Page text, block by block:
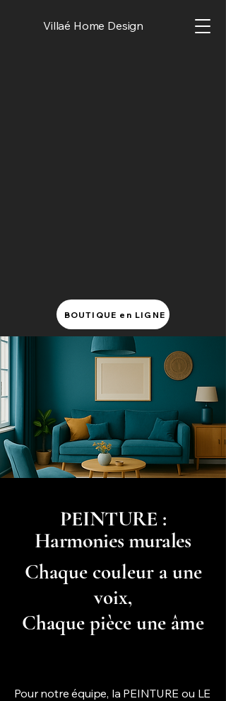
Villaé Home Design
BOUTIQUE en LIGNE
PEINTURE :
Harmonies murales
Chaque couleur a une
voix,
Chaque pièce une âme
Pour notre équipe, la PEINTURE ou LE